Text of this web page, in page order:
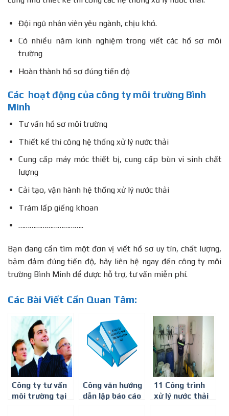
Đội ngũ nhân viên yêu ngành, chịu khó.
Có nhiều năm kinh nghiệm trong viết các hồ sơ môi
trường
Hoàn thành hồ sơ đúng tiến độ
Các hoạt động của công ty môi trường Bình
Minh
Tư vấn hồ sơ môi trường
Thiết kế thi công hệ thống xử lý nước thải
Cung cấp máy móc thiết bị, cung cấp bùn vi sinh chất
lượng
Cải tạo, vận hành hệ thống xử lý nước thải
Trám lấp giếng khoan
……………………………..
Bạn đang cần tìm một đơn vị viết hồ sơ uy tín, chất lượng,
bảm đảm đúng tiến độ, hãy liên hệ ngay đến công ty môi
trường Bình Minh để được hỗ trợ, tư vấn miễn phí.
Các Bài Viết Cần Quan Tâm:
Công ty tư vấn
môi trường tại
Công văn hướng
dẫn lập báo cáo
11 Công trình
xử lý nước thải